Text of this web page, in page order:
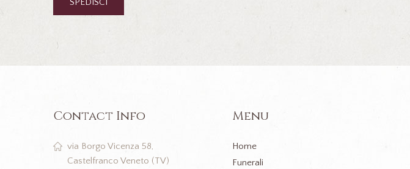
Contact Info
via Borgo Vicenza 58,
Castelfranco Veneto (TV)
Menu
Home
Funerali